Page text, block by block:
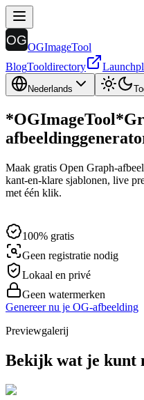
OGImageTool
BlogTooldirectory
Nederlands
*OGImageTool*
Maak gratis Open Graph-
kant-en-klare sjablonen, live
met één klik.
100% gratis
Geen registratie nodig
Lokaal en privé
Geen watermerken
Genereer nu je OG-afbeelding
Previewgalerij
Bekijk wat je kunt